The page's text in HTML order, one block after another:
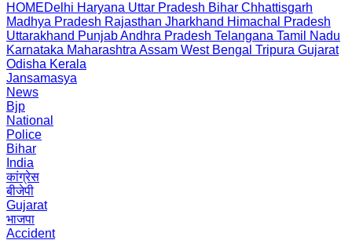
HOMEDelhi Haryana Uttar Pradesh Bihar Chhattisgarh
Madhya Pradesh Rajasthan Jharkhand Himachal Pradesh
Uttarakhand PunjabAndhra Pradesh Telangana Tamil Nadu
Karnataka Maharashtra Assam West Bengal Tripura Gujarat
Odisha Kerala
Jansamasya
News
Bjp
National
Police
Bihar
India
कांग्रेस
बीजेपी
Gujarat
भाजपा
Accident